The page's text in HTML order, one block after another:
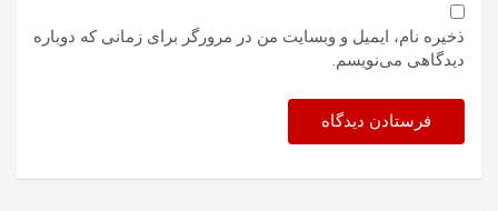
ذخیره نام، ایمیل و وبسایت من در مرورگر برای زمانی که دوباره
دیدگاهی می‌نویسم.